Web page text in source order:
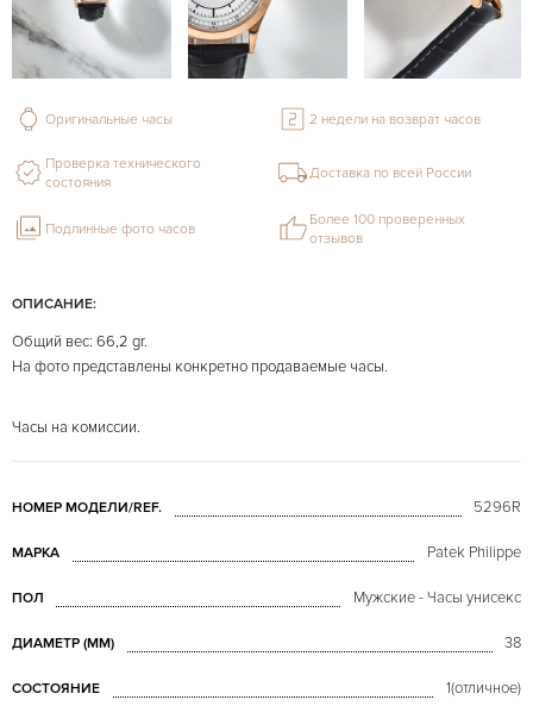
ОПИСАНИЕ:
Общий вес: 66,2 gr.
На фото представлены конкретно продаваемые часы.
Часы на комиссии.
НОМЕР МОДЕЛИ/REF. 5296R
МАРКА Patek Philippe
ПОЛ Мужские - Часы унисекс
ДИАМЕТР (MM) 38
СОСТОЯНИЕ 1(отличное)
Оригинальные часы 2 недели на возврат часов
Проверка технического
состояния
Доставка по всей России
Подлинные фото часов
Более 100 проверенных
отзывов